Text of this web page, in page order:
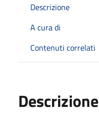
Descrizione
A cura di
Contenuti correlati
Descrizione